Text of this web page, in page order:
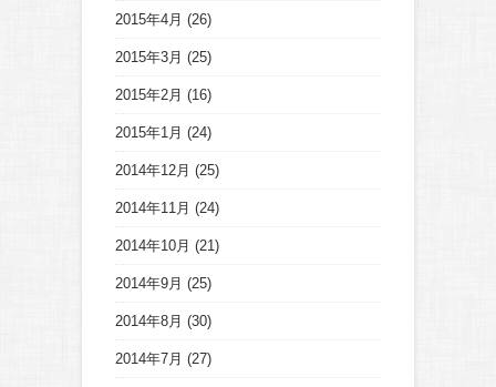
2015年4月 (26)
2015年3月 (25)
2015年2月 (16)
2015年1月 (24)
2014年12月 (25)
2014年11月 (24)
2014年10月 (21)
2014年9月 (25)
2014年8月 (30)
2014年7月 (27)